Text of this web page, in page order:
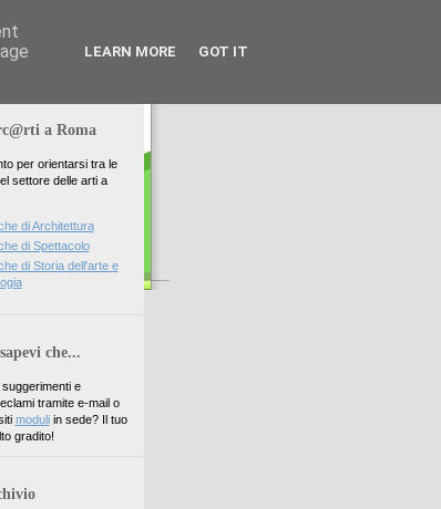
a Roma
per orientarsi tra le
settore delle arti a
di Architettura
di Spettacolo
di Storia dell'arte e
che...
suggerimenti e
tramite e-mail o
moduliin sede? Il tuo
gradito!
LEARN MORE GOT IT